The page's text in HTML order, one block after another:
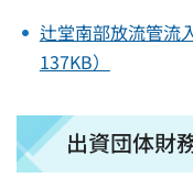
辻堂南部放流管流
137KB）
出資団体財